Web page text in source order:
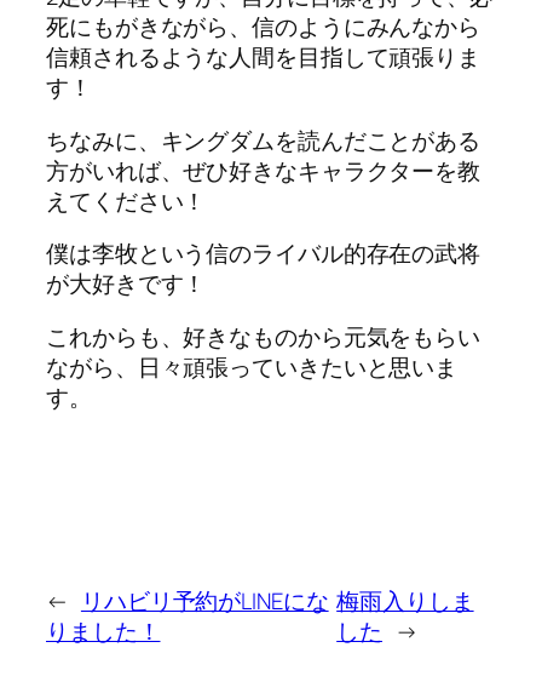
死にもがきながら、信のようにみんなから
信頼されるような人間を目指して頑張りま
す！
ちなみに、キングダムを読んだことがある
方がいれば、ぜひ好きなキャラクターを教
えてください！
僕は李牧という信のライバル的存在の武将
が大好きです！
これからも、好きなものから元気をもらい
ながら、日々頑張っていきたいと思いま
す。
←
リハビリ予約がLINEにな
りました！
梅雨入りしま
した →